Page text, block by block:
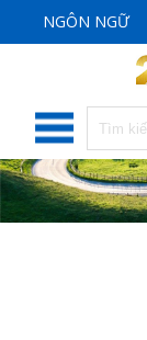
NGÔN NGỮ